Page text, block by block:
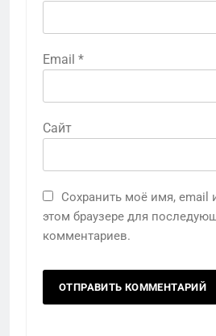
Email *
Сайт
Сохранить моё имя, email
этом браузере для
комментариев.